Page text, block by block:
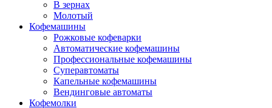
В зернах
Молотый
Кофемашины
Рожковые кофеварки
Автоматические кофемашины
Профессиональные кофемашины
Суперавтоматы
Капельные кофемашины
Вендинговые автоматы
Кофемолки